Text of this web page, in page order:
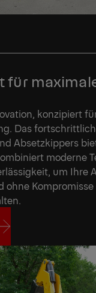
für
konzipiert
Das
Absetzkippers
moderne
um Ihre
ohne Kompromisse